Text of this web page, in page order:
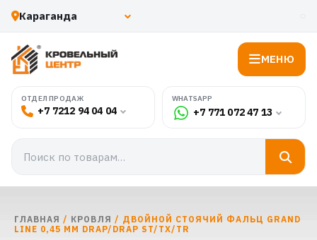
МЕНЮ
ОТДЕЛ ПРОДАЖ
+7 7212 94 04 04
WHATSAPP
+7 771 072 47 13
ГЛАВНАЯ / КРОВЛЯ / ДВОЙНОЙ СТОЯЧИЙ ФАЛЬЦ GRAND
LINE 0,45 ММ DRAP/DRAP ST/TX/TR